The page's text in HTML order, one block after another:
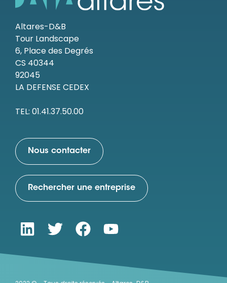
Altares-D&B
Tour Landscape
6, Place des Degrés
CS 40344
92045
LA DEFENSE CEDEX
TEL: 01.41.37.50.00
Nous contacter
Rechercher une entreprise